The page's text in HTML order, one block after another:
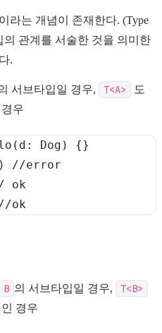
라는 개념이 존재한다. (Type
의 관계를 서술한 것을 의미한
.
서브타입일 경우, T<A> 도
우
( d : Dog ) {}
)
//error
ok
ok
B 의 서브타입일 경우, T<B>
경우